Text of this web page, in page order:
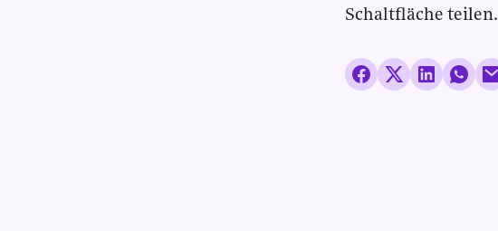
Schaltfläche teilen.